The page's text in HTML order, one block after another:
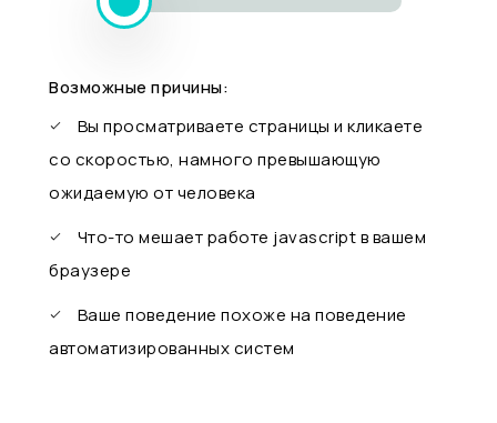
Возможные причины:
Вы просматриваете страницы и кликаете
со скоростью, намного превышающую
ожидаемую от человека
Что-то мешает работе javascript в вашем
браузере
Ваше поведение похоже на поведение
автоматизированных систем